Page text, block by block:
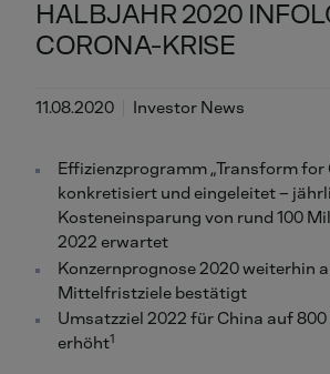
HALBJAHR 2020
CORONA-KRISE
11.08.2020 Investor News
Effizienzprogramm „Transform for
konkretisiert und eingeleitet –
Kosteneinsparung von rund 100
2022 erwartet
Konzernprognose 2020 weiterhin
Mittelfristziele bestätigt
Umsatzziel 2022 für China auf 800
erhöht1